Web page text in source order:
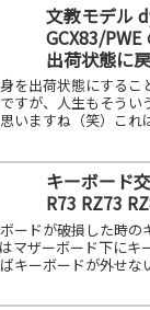
文教モデル
GCX83/
出荷状態に
を出荷状態にするこ
すが、人生もそうい
いますね（笑）これ
キーボード
R73 RZ73
ードが破損した時の
マザーボード下にキ
キーボードが外せな